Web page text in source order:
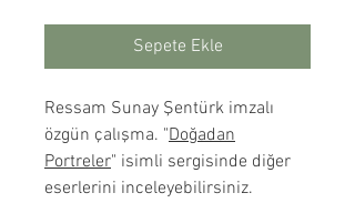
Sepete Ekle
Ressam Sunay Şentürk imzalı
özgün çalışma. "Doğadan
Portreler" isimli sergisinde diğer
eserlerini inceleyebilirsiniz.